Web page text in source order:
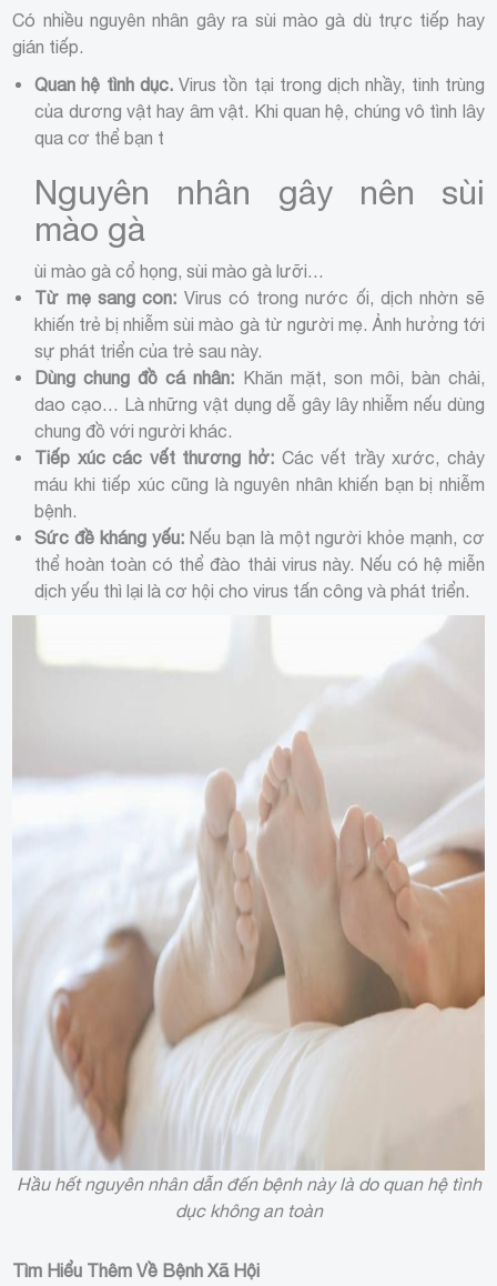
Có nhiều nguyên nhân gây ra sùi mào gà dù trực tiếp hay
gián tiếp.
Quan hệ tình dục.Virus tồn tại trong dịch nhầy, tinh trùng
của dương vật hay âm vật. Khi quan hệ, chúng vô tình lây
qua cơ thể bạn t
Nguyên nhân gây nên sùi
mào gà
ùi mào gà cổ họng, sùi mào gà lưỡi…
Từ mẹ sang con: Virus có trong nước ối, dịch nhờn sẽ
khiến trẻ bị nhiễm sùi mào gà từ người mẹ. Ảnh hưởng tới
sự phát triển của trẻ sau này.
Dùng chung đồ cá nhân: Khăn mặt, son môi, bàn chải,
dao cạo… Là những vật dụng dễ gây lây nhiễm nếu dùng
chung đồ với người khác.
Tiếp xúc các vết thương hở: Các vết trầy xước, chảy
máu khi tiếp xúc cũng là nguyên nhân khiến bạn bị nhiễm
bệnh.
Sức đề kháng yếu:Nếu bạn là một người khỏe mạnh, cơ
thể hoàn toàn có thể đào thải virus này. Nếu có hệ miễn
dịch yếu thì lại là cơ hội cho virus tấn công và phát triển.
Hầu hết nguyên nhân dẫn đến bệnh này là do quan hệ tình
dục không an toàn
Tìm Hiểu Thêm Về Bệnh Xã Hội